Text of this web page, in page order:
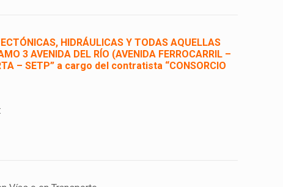
HIDRÁULICAS Y TODAS AQUELLAS
3 AVENIDA DEL RÍO (AVENIDA FERROCARRIL –
– SETP” a cargo del contratista “CONSORCIO